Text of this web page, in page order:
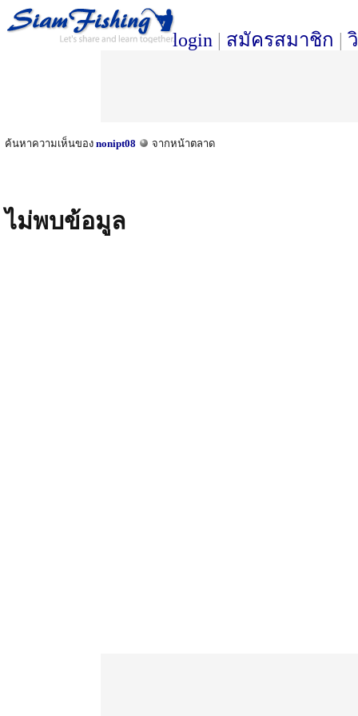
login | สมัครสมาชิก |
ค้นหาความเห็นของ nonipt08 จากหน้าตลาด
ไม่พบข้อมูล